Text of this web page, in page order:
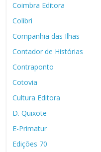
Coimbra Editora
Colibri
Companhia das Ilhas
Contador de Histórias
Contraponto
Cotovia
Cultura Editora
D. Quixote
E-Primatur
Edições 70